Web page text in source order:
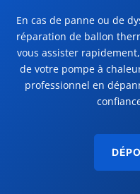
En cas de panne ou de
réparation de ballon
vous assister
de votre pompe à
professionnel en